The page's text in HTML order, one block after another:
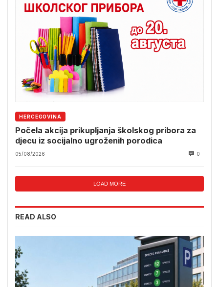
HERCEGOVINA
Počela akcija prikupljanja školskog pribora za
djecu iz socijalno ugroženih porodica
05/08/2026 0
LOAD MORE
READ ALSO